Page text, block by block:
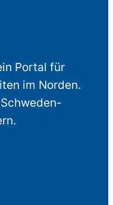
Portal für
im Norden.